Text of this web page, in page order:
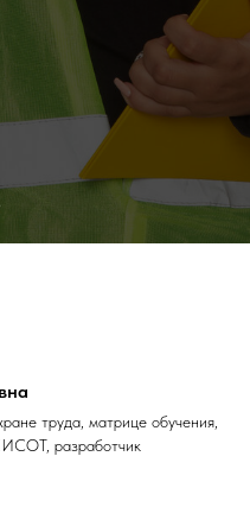
труда, матрице обучения,
разработчик